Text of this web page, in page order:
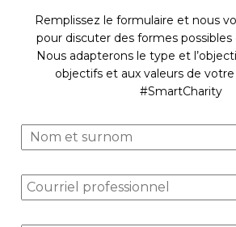
Remplissez le formulaire et nous
pour discuter des formes possibles
Nous adapterons le type et
objectifs et aux valeurs de
#SmartCharity
o
m
e
C
o
u